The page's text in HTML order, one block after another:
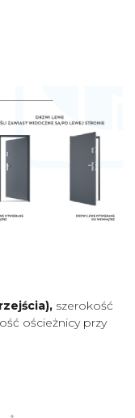
szerokość
ościeżnicy przy